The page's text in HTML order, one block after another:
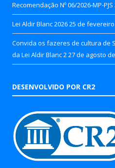
Recomendação Nº 06/2026-MP-PJS
Lei Aldir Blanc 202625 de
Convida os fazeres de cultura de
da Lei Aldir Blanc 2 27 de agosto
DESENVOLVIDO POR CR2